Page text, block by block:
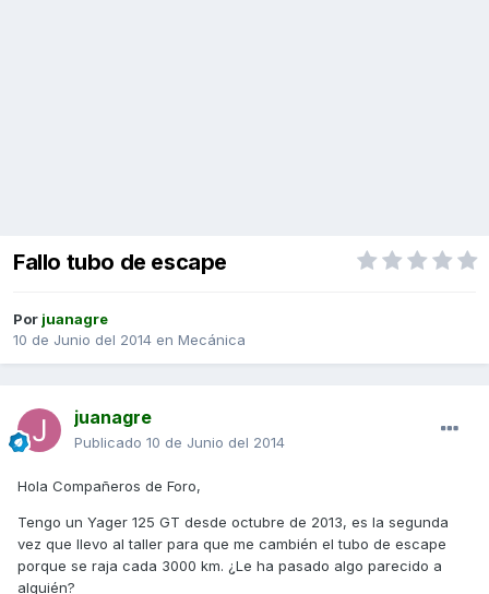
Fallo tubo de escape
Por juanagre
10 de Junio del 2014 en Mecánica
juanagre
Publicado 10 de Junio del 2014
Hola Compañeros de Foro,
Tengo un Yager 125 GT desde octubre de 2013, es la segunda
vez que llevo al taller para que me cambién el tubo de escape
porque se raja cada 3000 km. ¿Le ha pasado algo parecido a
alguién?